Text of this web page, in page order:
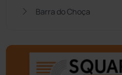
Barra do Choça
Bom Jesus da Lapa